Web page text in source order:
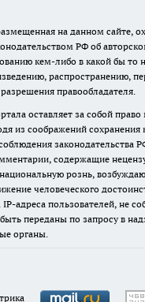
на данном сайте,
РФ об
кем-либо в какой бы то
распространению,
правообладателя.
оставляет за собой
из соображений сохранения
законодательства
содержащие
рознь,
человеческого
адреса пользователей, не
переданы по запросу в
органы.